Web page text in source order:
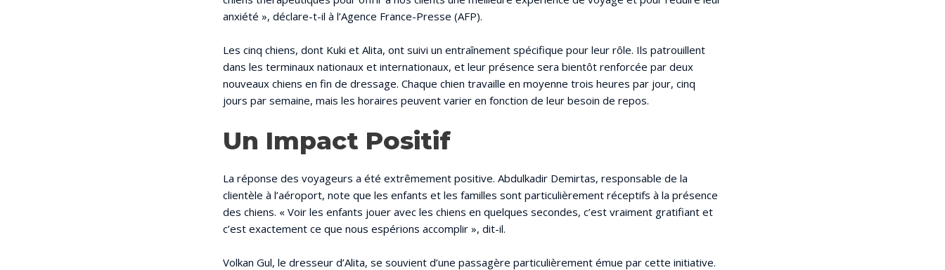
anxiété », déclare-t-il à l’Agence France-Presse (AFP).
Les cinq chiens, dont Kuki et Alita, ont suivi un entraînement spécifique pour leur rôle. Ils patrouillent
dans les terminaux nationaux et internationaux, et leur présence sera bientôt renforcée par deux
nouveaux chiens en fin de dressage. Chaque chien travaille en moyenne trois heures par jour, cinq
jours par semaine, mais les horaires peuvent varier en fonction de leur besoin de repos.
Un Impact Positif
La réponse des voyageurs a été extrêmement positive. Abdulkadir Demirtas, responsable de la
clientèle à l’aéroport, note que les enfants et les familles sont particulièrement réceptifs à la présence
des chiens. « Voir les enfants jouer avec les chiens en quelques secondes, c’est vraiment gratifiant et
c’est exactement ce que nous espérions accomplir », dit-il.
Volkan Gul, le dresseur d’Alita, se souvient d’une passagère particulièrement émue par cette initiative.